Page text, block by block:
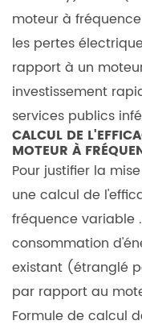
avantages
de
l’utilisation
d’un
moteur
IE4
Super
Premium
Efficiency
?
7.3
3.
Comment
puis-
moteur à
les pertes
rapport à un
investissement
services publics
CALCUL DE
MOTEUR À
Pour justifier la
unecalcul de
fréquence variable
consommation
existant (étranglé
par rapport au
Formule de calcul